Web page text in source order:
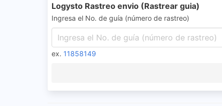
Logysto Rastreo envio (Rastrear guia)
Ingresa el No. de guía (número de rastreo)
ex. 11858149